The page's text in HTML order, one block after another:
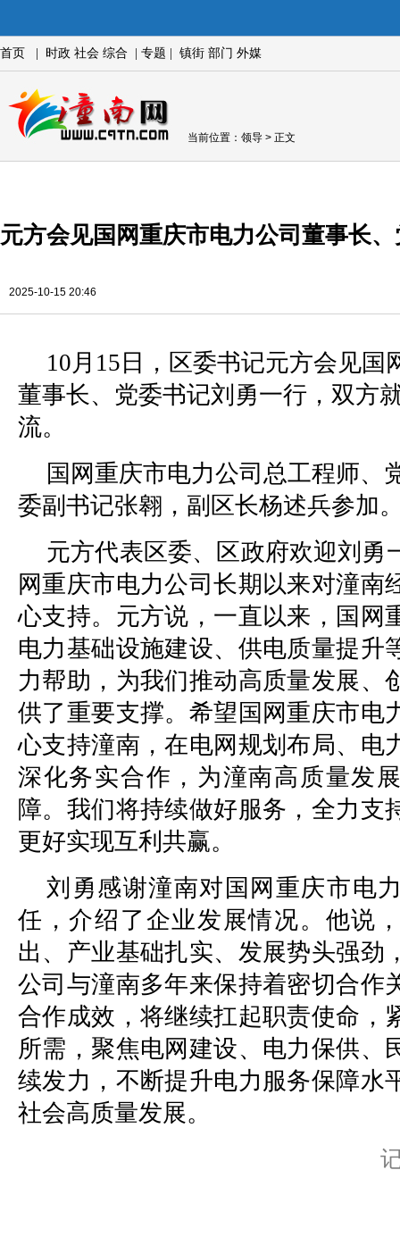
首页 时政 社会 综合 专题 镇街 部门 外媒
当前位置： 领导 > 正文
元方会见国网重庆市电力公司董事长
2025-10-15 20:46
10月15日，区委书记元方会见国
董事长、党委书记刘勇一行，双方
流。
国网重庆市电力公司总工程师、
委副书记张翱，副区长杨述兵参加
元方代表区委、区政府欢迎刘勇
网重庆市电力公司长期以来对潼南
心支持。元方说，一直以来，国网
电力基础设施建设、供电质量提升
力帮助，为我们推动高质量发展、
供了重要支撑。希望国网重庆市电
心支持潼南，在电网规划布局、电
深化务实合作，为潼南高质量发
障。我们将持续做好服务，全力支
更好实现互利共赢。
刘勇感谢潼南对国网重庆市电
任，介绍了企业发展情况。他说
出、产业基础扎实、发展势头强劲
公司与潼南多年来保持着密切合作
合作成效，将继续扛起职责使命，
所需，聚焦电网建设、电力保供、
续发力，不断提升电力服务保障水
社会高质量发展。